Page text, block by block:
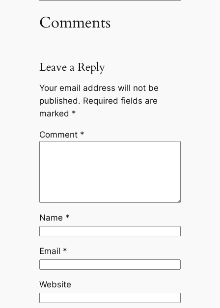
Comments
Leave a Reply
Your email address will not be
published. Required fields are
marked *
Comment *
Name *
Email *
Website